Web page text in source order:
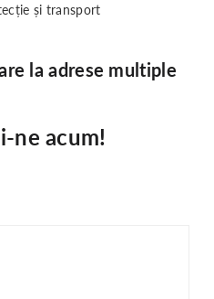
și transport
la adrese multiple
ne acum!